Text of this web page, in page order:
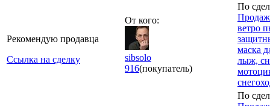
Рекомендую продавца
Ссылка на сделку
От кого:
sibsolo
916(покупатель)
По
ветро
маска
лыж,
По